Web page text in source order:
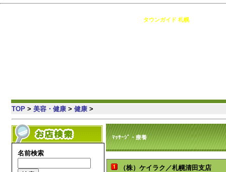
タウンガイド 札幌
TOP > 美容・健康 > 健康 >
名前検索
ﾏｯｻｰｼﾞ・療養
（株）ケイラク／札幌清田支店